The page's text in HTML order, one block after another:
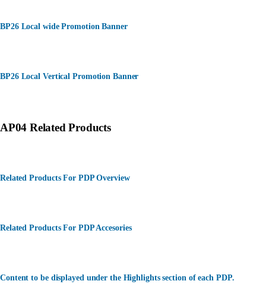
BP26 Local wide Promotion Banner
BP26 Local Vertical Promotion Banner
AP04 Related Products
Related Products For PDP Overview
Related Products For PDP Accesories
Content to be displayed under the Highlights section of each PDP.